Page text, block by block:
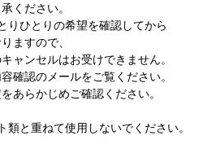
ください。
りひとりの希望を確認してから
ますので、
ャンセルはお受けできません。
確認のメールをご覧ください。
あらかじめご確認ください。
類と重ねて使用しないでください。